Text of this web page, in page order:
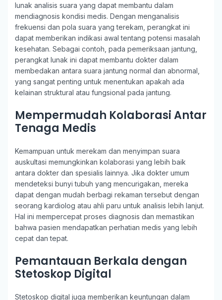
lunak analisis suara yang dapat membantu dalam
mendiagnosis kondisi medis. Dengan menganalisis
frekuensi dan pola suara yang terekam, perangkat ini
dapat memberikan indikasi awal tentang potensi masalah
kesehatan. Sebagai contoh, pada pemeriksaan jantung,
perangkat lunak ini dapat membantu dokter dalam
membedakan antara suara jantung normal dan abnormal,
yang sangat penting untuk menentukan apakah ada
kelainan struktural atau fungsional pada jantung.
Mempermudah Kolaborasi Antar
Tenaga Medis
Kemampuan untuk merekam dan menyimpan suara
auskultasi memungkinkan kolaborasi yang lebih baik
antara dokter dan spesialis lainnya. Jika dokter umum
mendeteksi bunyi tubuh yang mencurigakan, mereka
dapat dengan mudah berbagi rekaman tersebut dengan
seorang kardiolog atau ahli paru untuk analisis lebih lanjut.
Hal ini mempercepat proses diagnosis dan memastikan
bahwa pasien mendapatkan perhatian medis yang lebih
cepat dan tepat.
Pemantauan Berkala dengan
Stetoskop Digital
Stetoskop digital juga memberikan keuntungan dalam